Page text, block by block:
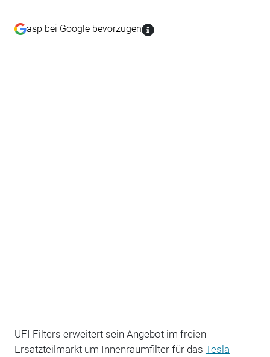
asp bei Google bevorzugen
UFI Filters erweitert sein Angebot im freien
Ersatzteilmarkt um Innenraumfilter für das Tesla